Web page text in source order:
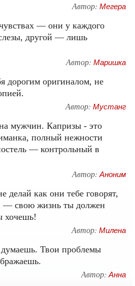
Автор: Мегера
— они у каждого
другой — лишь
Автор: Маришка
дорогим оригиналом, не
Автор: Мустанг
мужчин. Капризы - это
полный нежности
— контрольный в
Автор: Аноним
делай как они тебе говорят,
— свою жизнь ты должен
хочешь!
Автор: Милена
Твои проблемы
Автор: Анна